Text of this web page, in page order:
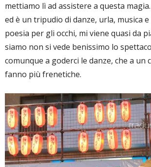
mettiamo lì ad assistere a questa
ed è un tripudio di danze, urla, musica
poesia per gli occhi, mi viene quasi da
siamo non si vede benissimo lo
comunque a goderci le danze, che a un
fanno più frenetiche.